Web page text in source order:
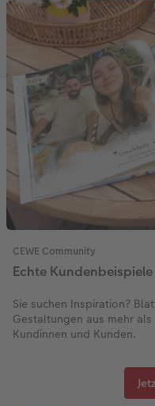
CEWE Community
Echte
Sie suchen Inspiration?
Gestaltungen aus mehr
Kundinnen und Kunden.